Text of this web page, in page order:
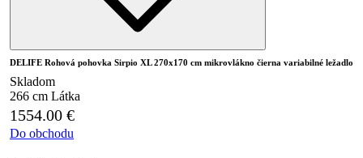
DELIFE Rohová pohovka Sirpio XL 270x170 cm mikrovlákno čierna variabilné ležadlo
Skladom
266 cm Látka
1554.00 €
Do obchodu